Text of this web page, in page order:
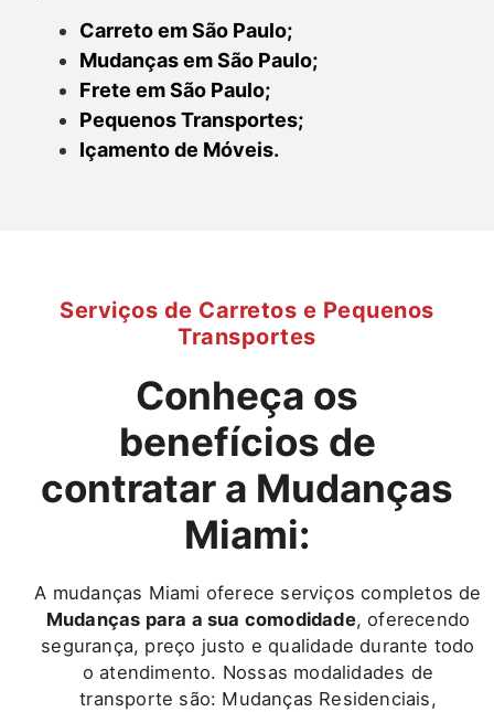
Carreto em São Paulo;
Mudanças em São Paulo;
Frete em São Paulo;
Pequenos Transportes;
Içamento de Móveis.
Serviços de Carretos e Pequenos
Transportes
Conheça os
benefícios de
contratar a Mudanças
Miami:
A mudanças Miami oferece serviços completos de
Mudanças para a sua comodidade, oferecendo
segurança, preço justo e qualidade durante todo
o atendimento. Nossas modalidades de
transporte são: Mudanças Residenciais,